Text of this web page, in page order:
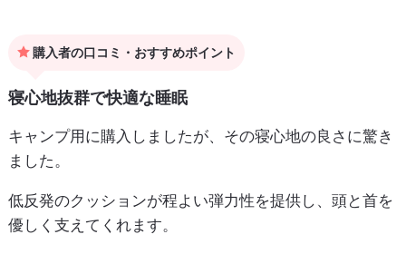
購入者の口コミ・おすすめポイント
寝心地抜群で快適な睡眠
キャンプ用に購入しましたが、その寝心地の良さに驚き
ました。
低反発のクッションが程よい弾力性を提供し、頭と首を
優しく支えてくれます。